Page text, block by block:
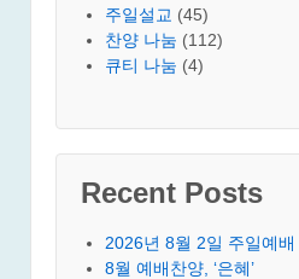
주일설교 (45)
찬양 나눔 (112)
큐티 나눔 (4)
Recent Posts
2026년 8월 2일 주일예배
8월 예배찬양, ‘은혜’